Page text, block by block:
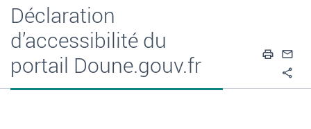
Déclaration
d’accessibilité du
portail Doune.gouv.fr